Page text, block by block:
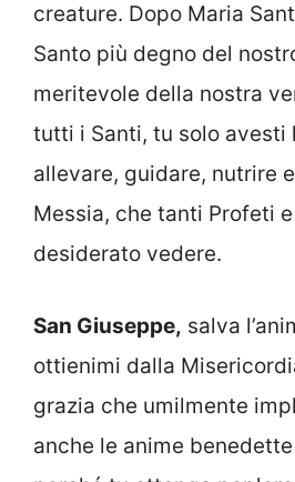
creature. Dopo Maria
Santo più degno del
meritevole della nostra
tutti i Santi, tu solo avesti
allevare, guidare, nutrire
Messia, che tanti Profeti
desiderato vedere.
San Giuseppe, salva
ottienimi dalla
grazia che umilmente
anche le anime